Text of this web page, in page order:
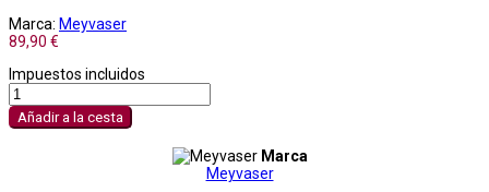
Marca: Meyvaser
89,90 €
Impuestos incluidos
Añadir a la cesta
Marca
Meyvaser